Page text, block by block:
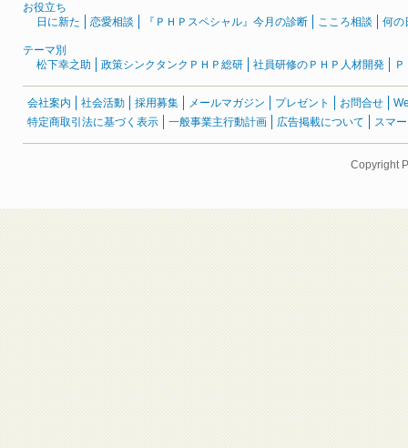
お役立ち
日に新た
恋愛相談 『ＰＨＰスペシャル』今月の診断 こころ相談 何の
テーマ別
松下幸之助
政策シンクタンクＰＨＰ総研 社員研修のＰＨＰ人材開発
会社案内 社会活動 採用募集 メールマガジン プレゼント お問合せ
特定商取引法に基づく表示
一般事業主行動計画 広告掲載について スマ
Copyright